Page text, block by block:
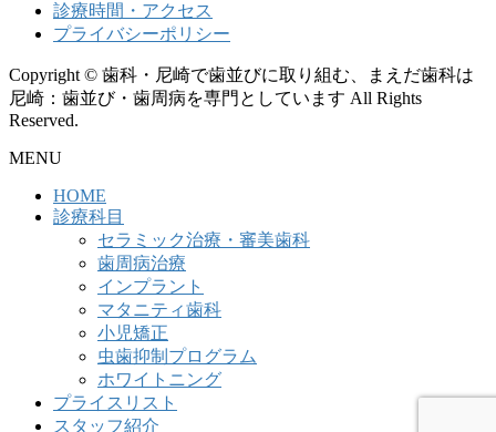
診療時間・アクセス
プライバシーポリシー
Copyright © 歯科・尼崎で歯並びに取り組む、まえだ歯科は
尼崎：歯並び・歯周病を専門としています All Rights
Reserved.
MENU
HOME
診療科目
セラミック治療・審美歯科
歯周病治療
インプラント
マタニティ歯科
小児矯正
虫歯抑制プログラム
ホワイトニング
プライスリスト
スタッフ紹介